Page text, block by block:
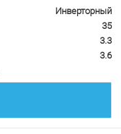
Инверторный
35
3.3
3.6